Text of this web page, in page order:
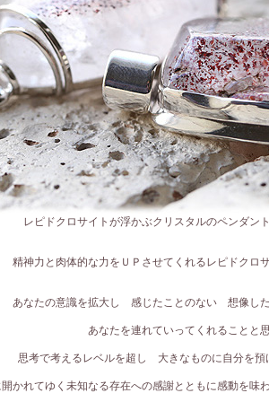
レピドクロサイトが浮かぶクリスタルのペンダン
精神力と肉体的な力をＵＰさせてくれるレピドク
あなたの意識を拡大し 感じたことのない 想像し
あなたを連れていってくれることと思
思考で考えるレベルを超し 大きなものに自分を預
かれてゆく未知なる存在への感謝とともに感動を味